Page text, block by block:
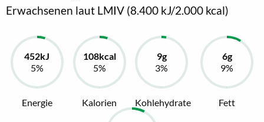
Erwachsenen laut LMIV (8.400 kJ/2.000 kcal)
Energie Kalorien Kohlehydrate Fett